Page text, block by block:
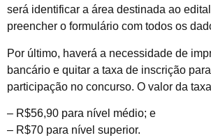
será identificar a área destinada ao
preencher o formulário com todos os
Por último, haverá a necessidade de
bancário e quitar a taxa de inscrição
participação no concurso. O valor da
– R$56,90 para nível médio; e
– R$70 para nível superior.